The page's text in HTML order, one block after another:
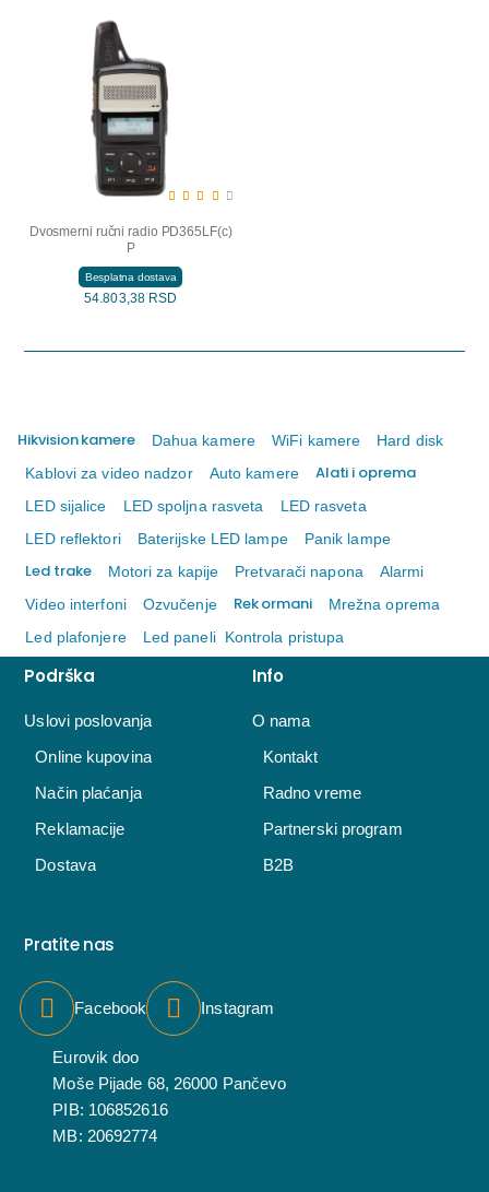
Dvosmerni ručni radio PD365LF(c)
P
Besplatna dostava
54.803,38 RSD
Hikvision kamere Dahua kamere WiFi kamere
Hard disk
Kablovi za video nadzor
Auto kamere Alati i oprema
LED sijalice LED spoljna rasveta
LED rasveta
LED reflektori
Baterijske LED lampe Panik lampe
Led trake Motori za kapije Pretvarači napona
Alarmi
Video interfoni
Ozvučenje Rek ormani
Mrežna oprema
Led plafonjere
Led paneli Kontrola pristupa
Podrška
Uslovi poslovanja
Online kupovina
Način plaćanja
Reklamacije
Dostava
Info
O nama
Kontakt
Radno vreme
Partnerski program
B2B
Pratite nas
Facebook Instagram
Eurovik doo
Moše Pijade 68, 26000 Pančevo
PIB: 106852616
MB: 20692774